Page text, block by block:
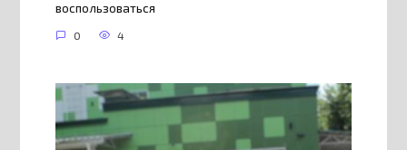
воспользоваться
0 4